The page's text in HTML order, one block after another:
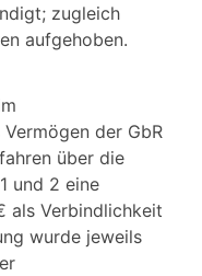
zugleich
aufgehoben.
der GbR
über die
und 2 eine
als Verbindlichkeit
wurde jeweils